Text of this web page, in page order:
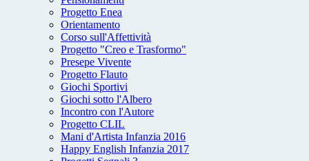
Progetto Enea
Orientamento
Corso sull'Affettività
Progetto "Creo e Trasformo"
Presepe Vivente
Progetto Flauto
Giochi Sportivi
Giochi sotto l'Albero
Incontro con l'Autore
Progetto CLIL
Mani d'Artista Infanzia 2016
Happy English Infanzia 2017